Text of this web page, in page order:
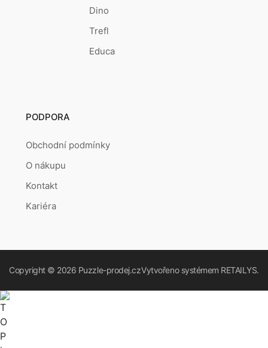
Dino
Trefl
Educa
PODPORA
Obchodní podmínky
O nákupu
Kontakt
Kariéra
Copyright © 2026 Puzzle-prodej.czVytvořeno systémem RETAILYS.